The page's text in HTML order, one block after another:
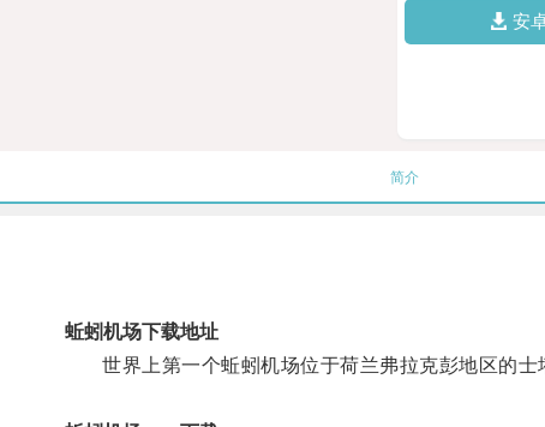
安
简介
蚯蚓机场下载地址
世界上第一个蚯蚓机场位于荷兰弗拉克彭地区的士